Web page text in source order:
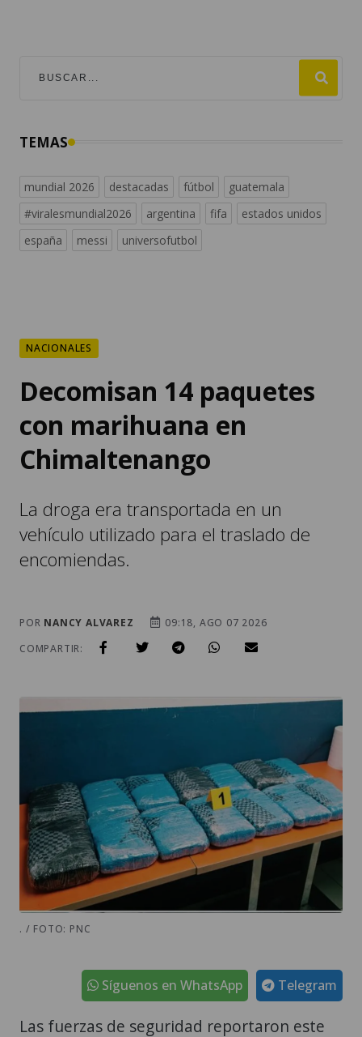
mundial 2026
españa
messi universofutbol
Decomisan 14 paquetes
con marihuana en
Chimaltenango
La droga era transportada en un
encomiendas.
. / FOTO: PNC
Las fuerzas de seguridad reportaron este
viernes, 7 de agosto, el decomiso de
paquetes con marihuana como resultado